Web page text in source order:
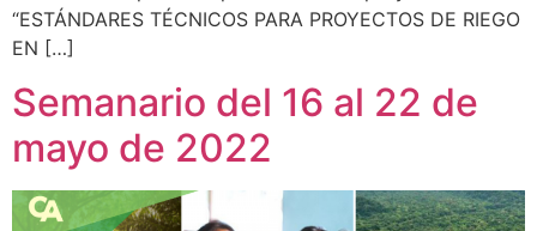
“ESTÁNDARES TÉCNICOS PARA PROYECTOS DE RIEGO
EN […]
Semanario del 16 al 22 de
mayo de 2022